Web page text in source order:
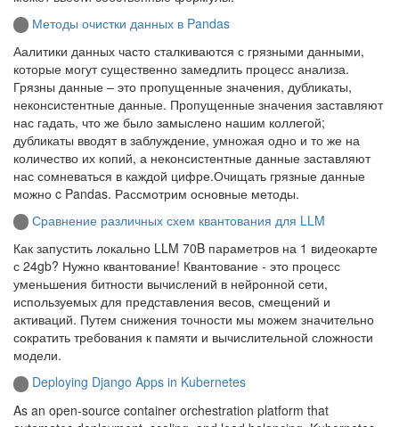
Методы очистки данных в Pandas
Аалитики данных часто сталкиваются с грязными данными,
которые могут существенно замедлить процесс анализа.
Грязны данные – это пропущенные значения, дубликаты,
неконсистентные данные. Пропущенные значения заставляют
нас гадать, что же было замыслено нашим коллегой;
дубликаты вводят в заблуждение, умножая одно и то же на
количество их копий, а неконсистентные данные заставляют
нас сомневаться в каждой цифре.Очищать грязные данные
можно c Pandas. Рассмотрим основные методы.
Сравнение различных схем квантования для LLM
Как запустить локально LLM 70B параметров на 1 видеокарте
с 24gb? Нужно квантование! Квантование - это процесс
уменьшения битности вычислений в нейронной сети,
используемых для представления весов, смещений и
активаций. Путем снижения точности мы можем значительно
сократить требования к памяти и вычислительной сложности
модели.
Deploying Django Apps in Kubernetes
As an open-source container orchestration platform that